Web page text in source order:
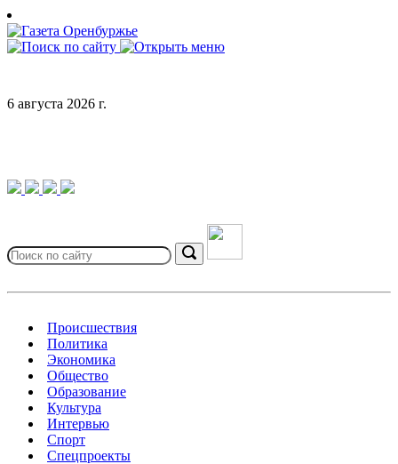
Skip
to
content
6 августа 2026 г.
for:
Search
Происшествия
Политика
Экономика
Общество
Образование
Культура
Интервью
Спорт
Спецпроекты